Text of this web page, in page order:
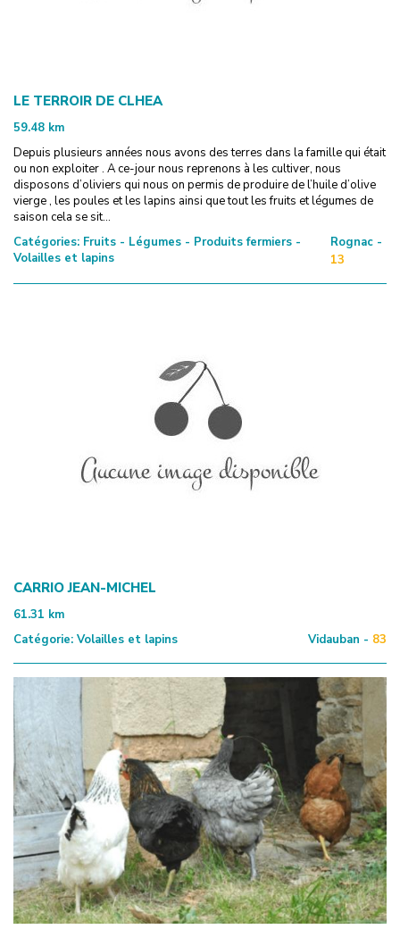
LE TERROIR DE CLHEA
59.48 km
Depuis plusieurs années nous avons des terres dans la famille qui était
ou non exploiter . A ce-jour nous reprenons à les cultiver, nous
disposons d’oliviers qui nous on permis de produire de l’huile d’olive
vierge , les poules et les lapins ainsi que tout les fruits et légumes de
saison cela se sit...
Catégories: Fruits - Légumes - Produits fermiers -
Volailles et lapins
Rognac -
13
CARRIO JEAN-MICHEL
61.31 km
Catégorie: Volailles et lapins Vidauban - 83